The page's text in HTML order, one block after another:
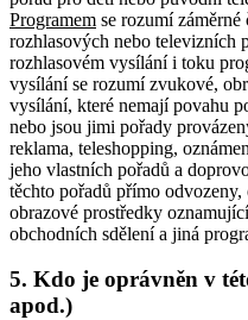
Programem se rozumí
rozhlasových nebo televizních
rozhlasovém vysílání i toku
vysílání se rozumí zvukové,
vysílání, které nemají povahu
nebo jsou jimi pořady
reklama, teleshopping,
jeho vlastních pořadů a
těchto pořadů přímo
obrazové prostředky
obchodních sdělení a jiná
5. Kdo je oprávněn v
apod.)